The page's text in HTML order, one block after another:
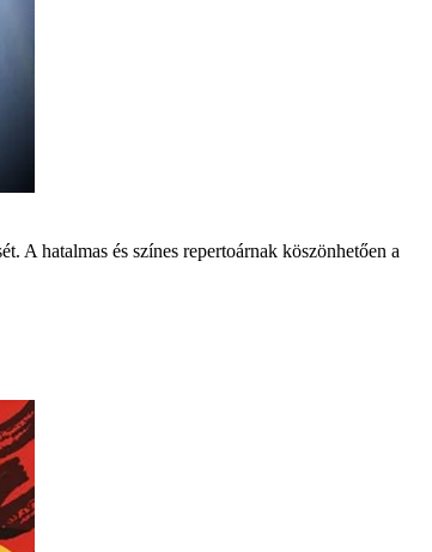
A hatalmas és színes repertoárnak köszönhetően a